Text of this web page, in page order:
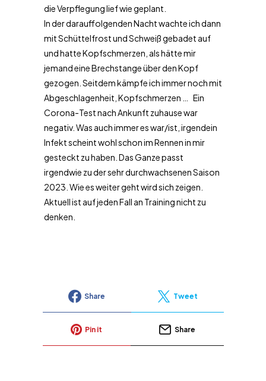
die Verpflegung lief wie geplant.
In der darauffolgenden Nacht wachte ich dann
mit Schüttelfrost und Schweiß gebadet auf
und hatte Kopfschmerzen, als hätte mir
jemand eine Brechstange über den Kopf
gezogen. Seitdem kämpfe ich immer noch mit
Abgeschlagenheit, Kopfschmerzen …
Ein
Corona-Test nach Ankunft zuhause war
negativ. Was auch immer es war/ist, irgendein
Infekt scheint wohl schon im Rennen in mir
gesteckt zu haben. Das Ganze passt
irgendwie zu der sehr durchwachsenen Saison
2023. Wie es weiter geht wird sich zeigen.
Aktuell ist auf jeden Fall an Training nicht zu
denken.
Share Tweet
Pin it Share